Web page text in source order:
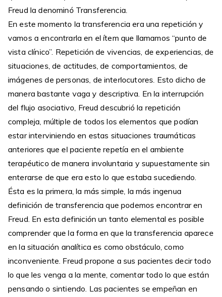
Freud la denominó Transferencia.
En este momento la transferencia era una repetición y
vamos a encontrarla en el ítem que llamamos “punto de
vista clínico”. Repetición de vivencias, de experiencias, de
situaciones, de actitudes, de comportamientos, de
imágenes de personas, de interlocutores. Esto dicho de
manera bastante vaga y descriptiva. En la interrupción
del flujo asociativo, Freud descubrió la repetición
compleja, múltiple de todos los elementos que podían
estar interviniendo en estas situaciones traumáticas
anteriores que el paciente repetía en el ambiente
terapéutico de manera involuntaria y supuestamente sin
enterarse de que era esto lo que estaba sucediendo.
Ésta es la primera, la más simple, la más ingenua
definición de transferencia que podemos encontrar en
Freud. En esta definición un tanto elemental es posible
comprender que la forma en que la transferencia aparece
en la situación analítica es como obstáculo, como
inconveniente. Freud propone a sus pacientes decir todo
lo que les venga a la mente, comentar todo lo que están
pensando o sintiendo. Las pacientes se empeñan en